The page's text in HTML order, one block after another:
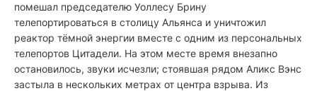
помешал председателю Уоллесу Брину
телепортироваться в столицу Альянса и уничтожил
реактор тёмной энергии вместе с одним из персональных
телепортов Цитадели. На этом месте время внезапно
остановилось, звуки исчезли; стоявшая рядом Аликс Вэнс
застыла в нескольких метрах от центра взрыва. Из